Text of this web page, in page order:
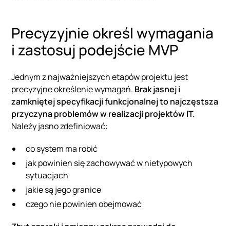
Precyzyjnie określ wymagania
i zastosuj podejście MVP
Jednym z najważniejszych etapów projektu jest
precyzyjne określenie wymagań. Brak jasnej i
zamkniętej specyfikacji funkcjonalnej to najczęstsza
przyczyna problemów w realizacji projektów IT.
Należy jasno zdefiniować:
co system ma robić
jak powinien się zachowywać w nietypowych
sytuacjach
jakie są jego granice
czego nie powinien obejmować